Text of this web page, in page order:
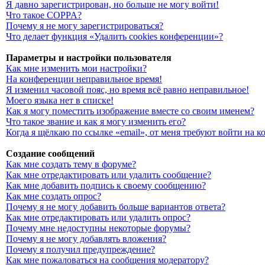
Я давно зарегистрирован, но больше не могу войти!
Что такое COPPA?
Почему я не могу зарегистрироваться?
Что делает функция «Удалить cookies конференции»?
Параметры и настройки пользователя
Как мне изменить мои настройки?
На конференции неправильное время!
Я изменил часовой пояс, но время всё равно неправильное!
Моего языка нет в списке!
Как я могу поместить изображение вместе со своим именем?
Что такое звание и как я могу изменить его?
Когда я щёлкаю по ссылке «email», от меня требуют войти на
Создание сообщений
Как мне создать тему в форуме?
Как мне отредактировать или удалить сообщение?
Как мне добавить подпись к своему сообщению?
Как мне создать опрос?
Почему я не могу добавить больше вариантов ответа?
Как мне отредактировать или удалить опрос?
Почему мне недоступны некоторые форумы?
Почему я не могу добавлять вложения?
Почему я получил предупреждение?
Как мне пожаловаться на сообщения модератору?